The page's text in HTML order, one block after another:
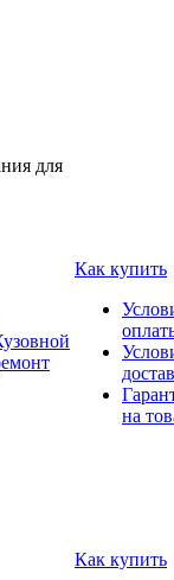
для
Как купить
на
Как купить